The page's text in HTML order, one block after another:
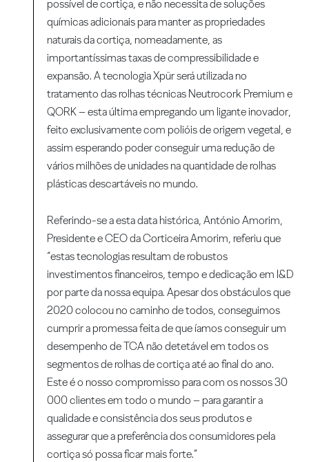
possível de cortiça, e não necessita de soluções
químicas adicionais para manter as propriedades
naturais da cortiça, nomeadamente, as
importantíssimas taxas de compressibilidade e
expansão. A tecnologia Xpür será utilizada no
tratamento das rolhas técnicas Neutrocork Premium e
QORK – esta última empregando um ligante inovador,
feito exclusivamente com polióis de origem vegetal, e
assim esperando poder conseguir uma redução de
vários milhões de unidades na quantidade de rolhas
plásticas descartáveis no mundo.
Referindo-se a esta data histórica, António Amorim,
Presidente e CEO da Corticeira Amorim, referiu que
“estas tecnologias resultam de robustos
investimentos financeiros, tempo e dedicação em I&D
por parte da nossa equipa. Apesar dos obstáculos que
2020 colocou no caminho de todos, conseguimos
cumprir a promessa feita de que íamos conseguir um
desempenho de TCA não detetável em todos os
segmentos de rolhas de cortiça até ao final do ano.
Este é o nosso compromisso para com os nossos 30
000 clientes em todo o mundo – para garantir a
qualidade e consistência dos seus produtos e
assegurar que a preferência dos consumidores pela
cortiça só possa ficar mais forte.”